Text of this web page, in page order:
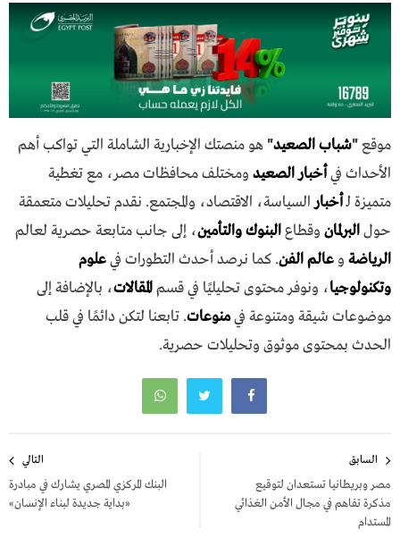
موقع"شباب الصعيد" هو منصتك الإخبارية الشاملة التي تواكب أهم
الأحداث فيأخبار الصعيد ومختلف محافظات مصر، مع تغطية
متميزة لـأخبارالسياسة، الاقتصاد، والمجتمع. نقدم تحليلات متعمقة
حولالبرلمان وقطاعالبنوك والتأمين، إلى جانب متابعة حصرية لعالم
الرياضة و عالم الفن. كما نرصد أحدث التطورات فيعلوم
وتكنولوجيا، ونوفر محتوى تحليليًا في قسمالمقالات، بالإضافة إلى
موضوعات شيقة ومتنوعة فيمنوعات. تابعنا لتكن دائمًا في قلب
الحدث بمحتوى موثوق وتحليلات حصرية.
المقالات
السابق
مصر وبريطانيا تستعدان لتوقيع
مذكرة تفاهم في مجال الأمن الغذائي
المستدام
التالي
البنك المركزي المصري يشارك في مبادرة
«بداية جديدة لبناء الإنسان»